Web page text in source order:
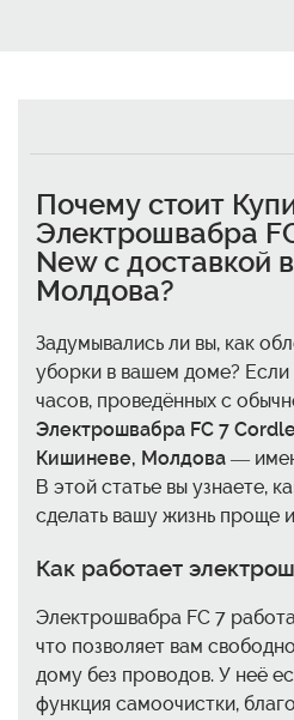
Почему стоит
Электрошвабра
New с доставкой
Молдова?
Задумывались ли вы, как
уборки в вашем доме? Если
часов, проведённых с
Электрошвабра FC 7
Кишиневе, Молдова —
В этой статье вы узнаете,
сделать вашу жизнь проще
Как работает
Электрошвабра FC 7
что позволяет вам
дому без проводов. У неё
функция самоочистки,